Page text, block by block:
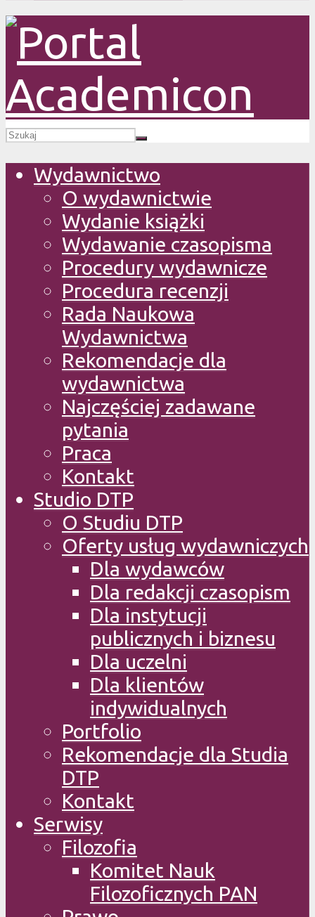
Wydawnictwo
O wydawnictwie
Wydanie książki
Wydawanie czasopisma
Procedury wydawnicze
Procedura recenzji
Rada Naukowa
Wydawnictwa
Rekomendacje dla
wydawnictwa
Najczęściej zadawane
pytania
Praca
Kontakt
Studio DTP
O Studiu DTP
Oferty usług wydawniczych
Dla wydawców
Dla redakcji czasopism
Dla instytucji
publicznych i biznesu
Dla uczelni
Dla klientów
indywidualnych
Portfolio
Rekomendacje dla Studia
DTP
Kontakt
Serwisy
Filozofia
Komitet Nauk
Filozoficznych PAN